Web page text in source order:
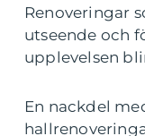
Renoveringar
utseende och
upplevelsen
En nackdel